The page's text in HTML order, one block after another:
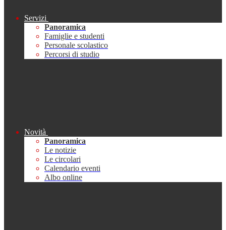
Servizi
Panoramica
Famiglie e studenti
Personale scolastico
Percorsi di studio
Novità
Panoramica
Le notizie
Le circolari
Calendario eventi
Albo online